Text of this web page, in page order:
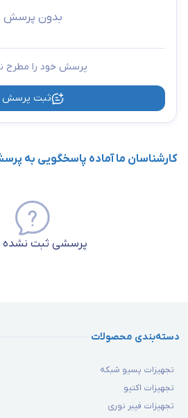
بدون پرسش
پرسش خود را مطرح
ثبت پرسش
کارشناسان ما آماده پاسخگویی به
پرسشی ثبت
دسته‌بندی محصولات
تجهیزات پسیو شبکه
تجهیزات اکتیو
تجهیزات فیبر نوری